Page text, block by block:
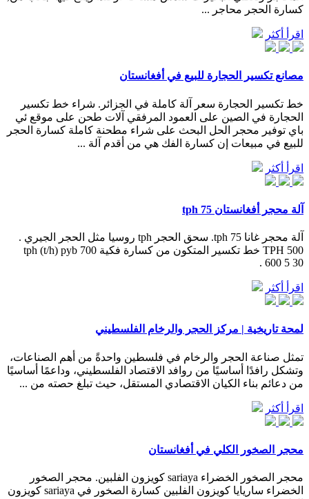
كسارة الحجر محاجر ...
اقرأ أكثر
مصانع تكسير الحجارة للبيع في أفغانستان
خط تكسير الحجارة سعر آلة كاملة في الجزائر. شراء خط تكسير
الحجارة في الصين على العمود المرفقي آلات طحن على موقع ئي
باي توفير محجر الحل البحث على شراء مطحنة كاملة كسارة الحجر
للبيع في مبيعات إن كسارة الفك هي من أقدم آلة ...
اقرأ أكثر
آلة محجر أفغانستان 75 tph
آلة محجر غانا 75 tph. سحق الحجر tph روسيا مثل الحجر الجيري .
500 TPH خط تكسير المتكون من كسارة فكية 700 tph (t/h) pyb
600 5 30 .
اقرأ أكثر
لمحة تاريخية | مركز الحجر والرخام الفلسطيني
تمثل صناعة الحجر والرخام في فلسطين واحدةً من أهم الصناعات،
وتشكل رافدًا أساسيًا من روافد الاقتصاد الفلسطيني، وداعمًا أساسيًا
من دعائم بناء الكيان الاقتصادي المستقل، حيث تبلغ حصته من ...
اقرأ أكثر
محجر الصخور الكلي في أفغانستان
محجر الصخور الخضراء sariaya كويزون الفلبين. محجر الصخور
الخضراء ساريايا كويزون الفلبين كسارة الصخور في sariaya كويزون